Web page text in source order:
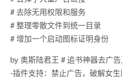
# 去除无用权限和服务
# 整理零散文件到统一目录
# 增加一个启动图标证明身份
by 奥斯陆君王 # 追书神器去广
-插件支持：禁止广告，破解女